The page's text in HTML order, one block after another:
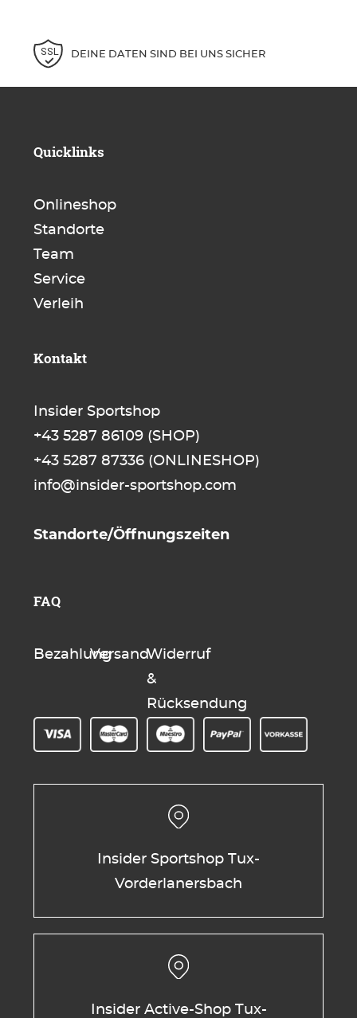
DEINE DATEN SIND BEI UNS SICHER
Quicklinks
Onlineshop
Standorte
Team
Service
Verleih
Kontakt
Insider Sportshop
+43 5287 86109 (SHOP)
+43 5287 87336 (ONLINESHOP)
info@insider-sportshop.com
Standorte/Öffnungszeiten
FAQ
BezahlungVersandWiderruf
&
Rücksendung
Insider Sportshop Tux-
Vorderlanersbach
Insider Active-Shop Tux-